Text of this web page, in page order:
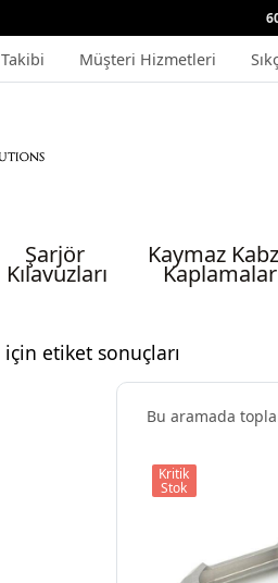
Müşteri Hizmetleri
Şarjör
Kılavuzları
Kaymaz
etiket sonuçları
Bu aramada
Kritik
Stok